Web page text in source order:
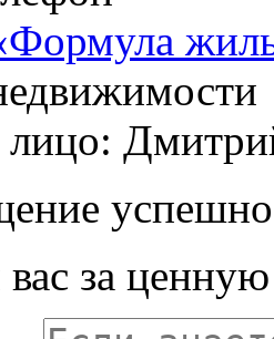
лицо:
успешно
вас за